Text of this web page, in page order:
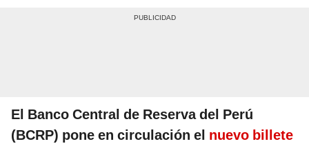
El Banco Central de Reserva del Perú
(BCRP) pone en circulación el nuevo billete